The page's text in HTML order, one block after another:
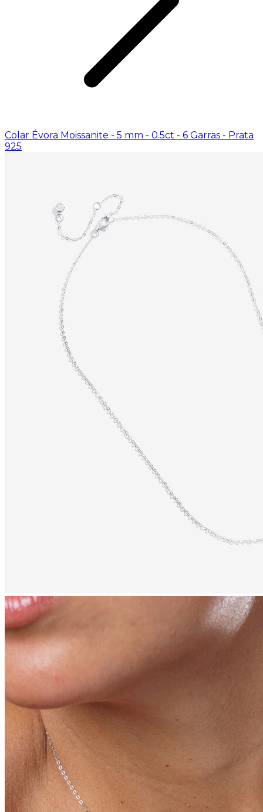
Colar Évora Moissanite - 5 mm - 0.5ct - 6 Garras - Prata
925